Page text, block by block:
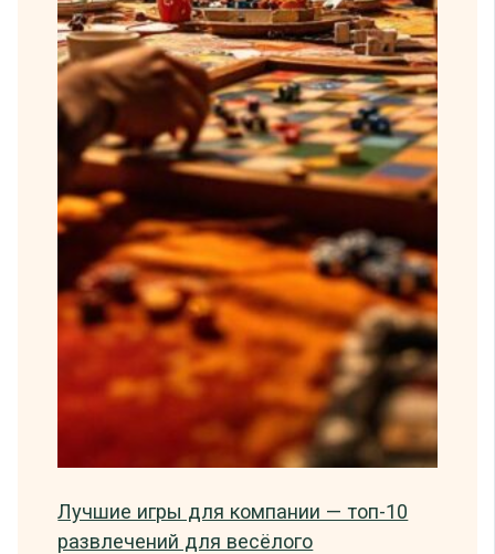
Лучшие игры для компании — топ-10
развлечений для весёлого